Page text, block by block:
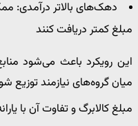
دهک‌های بالاتر درآمدی‌:
مبلغ کمتر دریافت کنند
این رویکرد باعث می‌شود
میان گروه‌های نیازمند توزیع
مبلغ کالابرگ و تفاوت آن با